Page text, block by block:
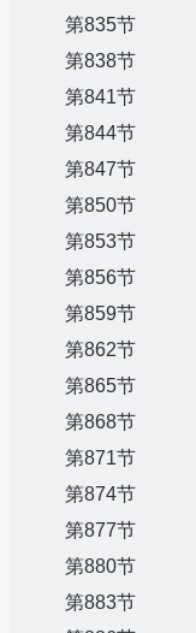
第835节
第838节
第841节
第844节
第847节
第850节
第853节
第856节
第859节
第862节
第865节
第868节
第871节
第874节
第877节
第880节
第883节